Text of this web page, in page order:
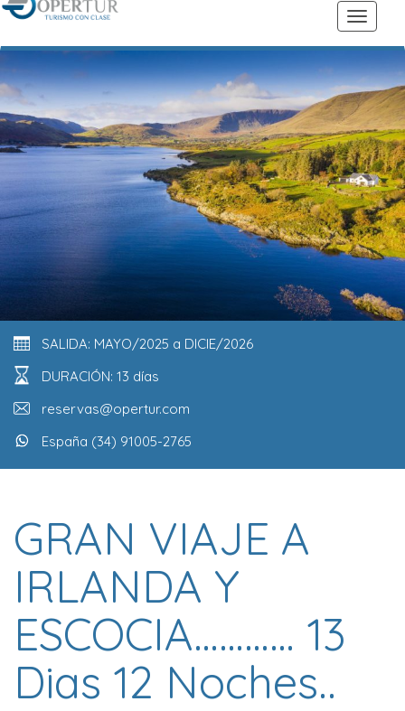
SALIDA: MAYO/2025 a DICIE/2026
DURACIÓN: 13 días
reservas@opertur.com
España (34) 91005-2765
GRAN VIAJE A
IRLANDA Y
ESCOCIA………… 13
Dias 12 Noches..